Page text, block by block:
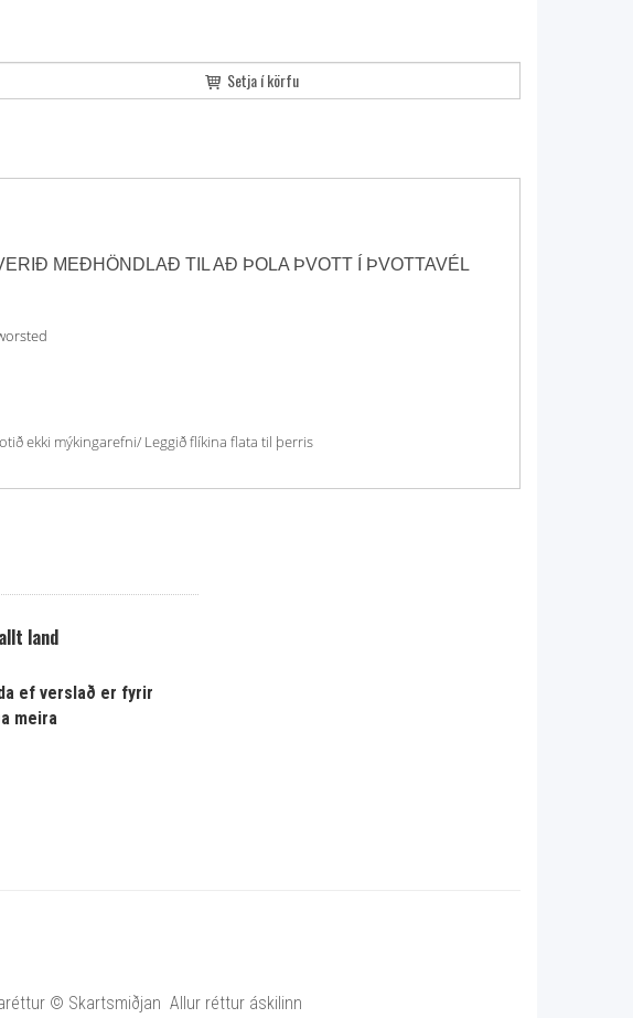
Setja í körfu
MEÐHÖNDLAÐ TIL AÐ ÞOLA ÞVOTT Í ÞVOTTAVÉL
ekki mýkingarefni/ Leggið flíkina flata til þerris
land
ef verslað er fyrir
meira
© Skartsmiðjan Allur réttur áskilinn